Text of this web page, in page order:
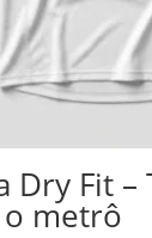
Dry Fit –
metrô